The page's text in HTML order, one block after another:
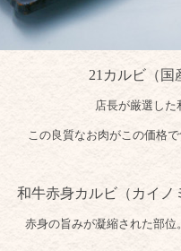
21カルビ（
店長が厳選した
この良質なお肉がこの価格
和牛赤身カルビ（カイ
赤身の旨みが凝縮された部位